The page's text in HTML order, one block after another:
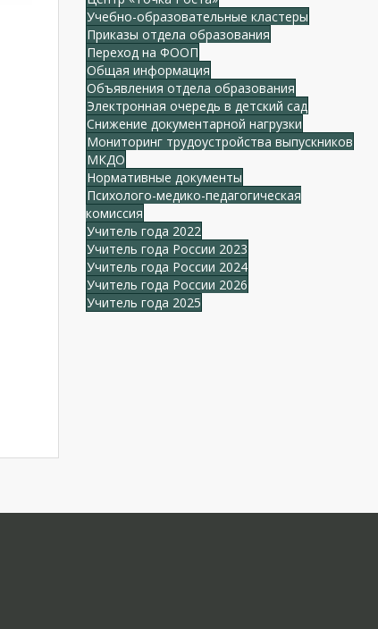
Учебно-образовательные кластеры
Приказы отдела образования
Переход на ФООП
Общая информация
Объявления отдела образования
Электронная очередь в детский сад
Снижение документарной нагрузки
Мониторинг трудоустройства выпускников
МКДО
Нормативные документы
Психолого-медико-педагогическая
комиссия
Учитель года 2022
Учитель года России 2023
Учитель года России 2024
Учитель года России 2026
Учитель года 2025